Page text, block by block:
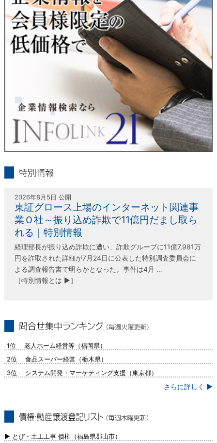
人または代理人の請求応じて、個人データの通知・開示・訂
正・追加・削除・利用停止・提供停止の請求に応じます。
受付方法は、本人確認資料（運転免許証、パスポート何れかの
コピー）、「個人情報取扱申請書」「委任状」（代理人による
申請の場合のみ必要となります）を当社宛にお送り下さい。
＜個人情報保護に関するお問合せ・相談窓口＞
〒802-0004 北九州市小倉北区鍛冶町2丁目5-11（第一東経ビ
フリーダイヤル 0120-55-9986
受付時間 平日9：00～17：00
2026年8月5日 公開
東証グロース上場のインターネット関連事
業Ｏ社～振り込め詐欺で11億円だまし取ら
れる｜特別情報
経理部長が振り込め詐欺に遭い、詐欺グループに11億7,981万
円を詐取された詳細が7月24日に公表した特別調査委員会に
よる調査報告書で明らかとなった。事件は4月 …
［特別情報とは ▶］
1位 老人ホーム経営等（福岡県）
2位 食品スーパー経営（栃木県）
3位 システム開発・マーケティング支援（東京都）
さらに詳しく ▶
新）
▶ とび・土工工事 債権（福島県郡山市）